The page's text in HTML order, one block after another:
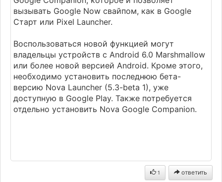
вызывать Google Now свайпом, как в Google
Старт или Pixel Launcher.
Воспользоваться новой функцией могут
владельцы устройств с Android 6.0 Marshmallow
или более новой версией Android. Кроме этого,
необходимо установить последнюю бета-
версию Nova Launcher (5.3-beta 1), уже
доступную в Google Play. Также потребуется
отдельно установить Nova Google Companion.
1 ответить